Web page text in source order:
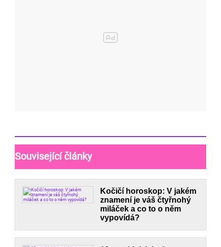
Související články
Kočičí horoskop: V jakém
znamení je váš čtyřnohý
miláček a co to o něm
vypovídá?